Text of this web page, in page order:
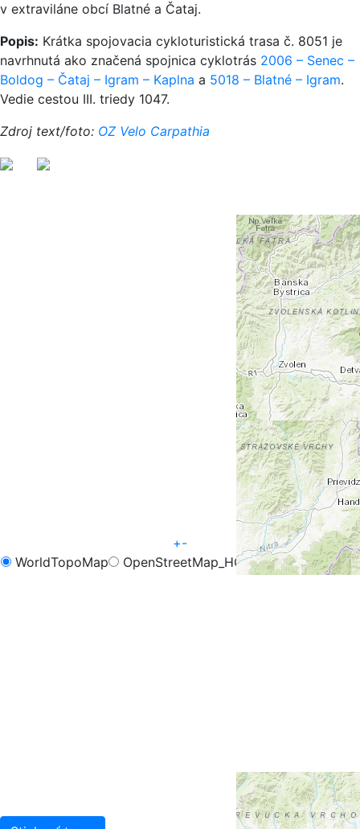
v extraviláne obcí Blatné a Čataj.
Popis: Krátka spojovacia cykloturistická trasa č. 8051 je
navrhnutá ako značená spojnica cyklotrás 2006 – Senec –
Boldog – Čataj – Igram – Kaplna a 5018 – Blatné – Igram.
Vedie cestou III. triedy 1047.
Zdroj text/foto: OZ Velo Carpathia
+-
WorldTopoMap
OpenStreetMap_HOT
OpenCycleMap